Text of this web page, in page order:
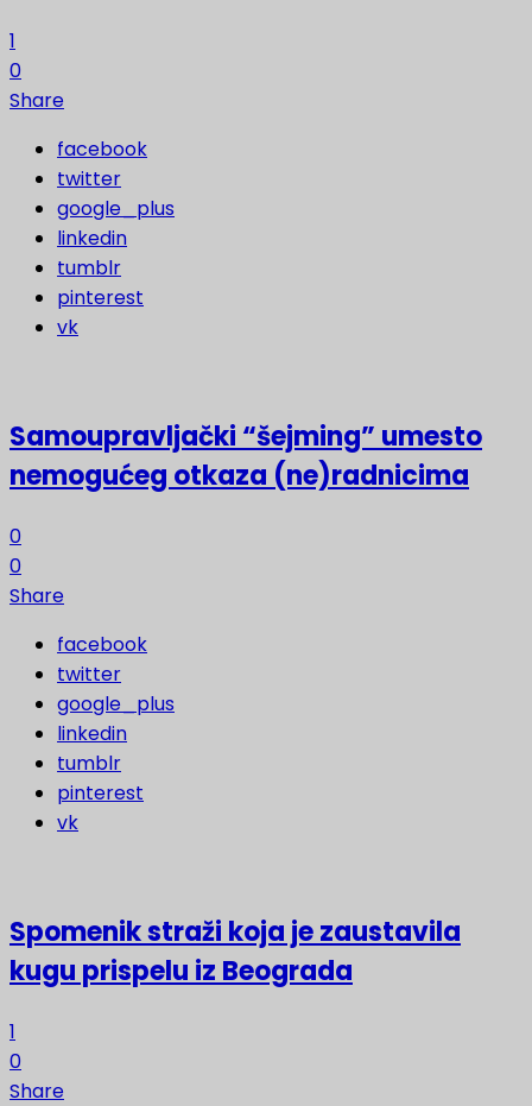
1
0
Share
facebook
twitter
google_plus
linkedin
tumblr
pinterest
vk
Samoupravljački “šejming” umesto
nemogućeg otkaza (ne)radnicima
0
0
Share
facebook
twitter
google_plus
linkedin
tumblr
pinterest
vk
Spomenik straži koja je zaustavila
kugu prispelu iz Beograda
1
0
Share